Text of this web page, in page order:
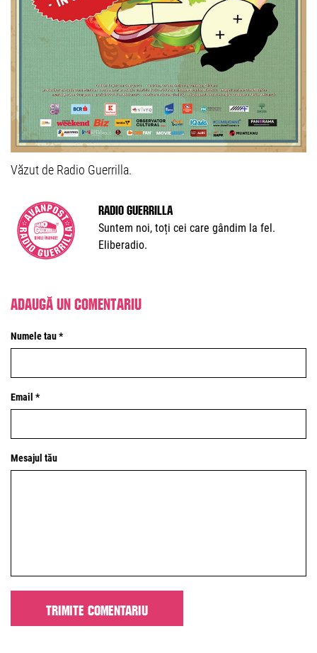
Văzut de Radio Guerrilla.
Radio Guerrilla
Suntem noi, toți cei care gândim la fel.
Eliberadio.
Adaugă un comentariu
Numele tau *
Email *
Mesajul tău